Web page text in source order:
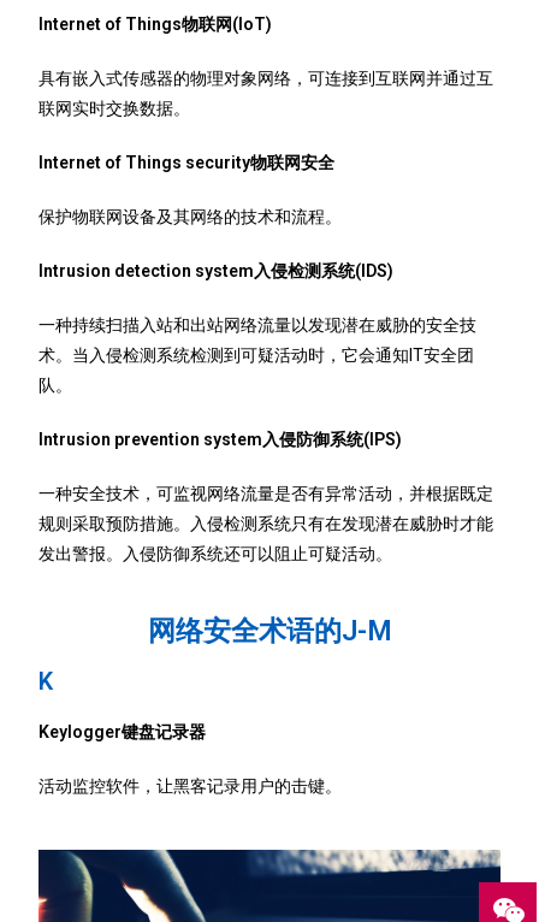
Internet of Things物联网(IoT)
具有嵌入式传感器的物理对象网络，可连接到互联网并通过互
联网实时交换数据。
Internet of Things security物联网安全
保护物联网设备及其网络的技术和流程。
Intrusion detection system入侵检测系统(IDS)
一种持续扫描入站和出站网络流量以发现潜在威胁的安全技
术。当入侵检测系统检测到可疑活动时，它会通知IT安全团
队。
Intrusion prevention system入侵防御系统(IPS)
一种安全技术，可监视网络流量是否有异常活动，并根据既定
规则采取预防措施。入侵检测系统只有在发现潜在威胁时才能
发出警报。入侵防御系统还可以阻止可疑活动。
网络安全术语的J-M
K
Keylogger键盘记录器
活动监控软件，让黑客记录用户的击键。